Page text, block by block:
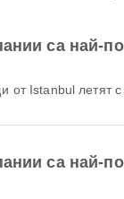
са най-
от Istanbul летят
са най-